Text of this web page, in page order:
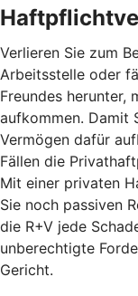
Verlieren Sie zum
Arbeitsstelle oder
Freundes herunter,
aufkommen. Damit
Vermögen dafür
Fällen die
Mit einer privaten
Sie noch passiven
die R+V jede
unberechtigte
Gericht.